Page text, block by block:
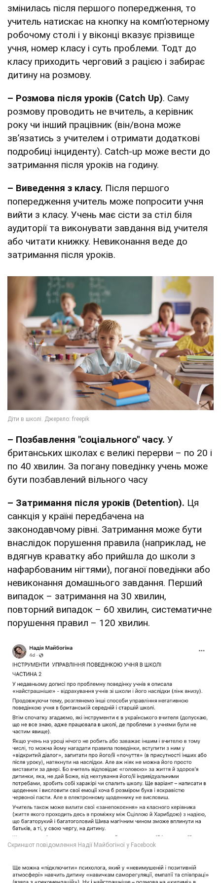
змінилась після першого попередження, то
учитель натискає на кнопку на комп’ютерному
робочому столі і у віконці вказує прізвище
учня, номер класу і суть проблеми. Тодт до
класу приходить черговий з рацією і забирає
дитину на розмову.
– Розмова після уроків (Catch Up). Саму
розмову проводить не вчитель, а керівник
року чи інший працівник (він/вона може
зв’язатись з учителем і отримати додаткові
подробиці інциденту). Catch-up може вести до
затримання після уроків на годину.
– Виведення з класу. Після першого
попередження учитель може попросити учня
вийти з класу. Учень має сісти за стіл біля
аудиторії та виконувати завдання від учителя
або читати книжку. Невиконання веде до
затримання після уроків.
– Позбавлення "соціального" часу. У
британських школах є великі перерви – по 20 і
по 40 хвилин. За погану поведінку учень може
бути позбавлений вільного часу
– Затримання після уроків (Detention). Ця
санкція у країні передбачена на
законодавчому рівні. Затримання може бути
внаслідок порушення правила (наприклад, не
вдягнув краватку або прийшла до школи з
нафарбованим нігтями), поганої поведінки або
невиконання домашнього завдання. Перший
випадок – затримання на 30 хвилин,
повторний випадок – 60 хвилин, систематичне
порушення правил – 120 хвилин.